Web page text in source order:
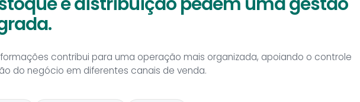
contribui para uma operação mais organizada, apoiando o controle
do negócio em diferentes canais de venda.